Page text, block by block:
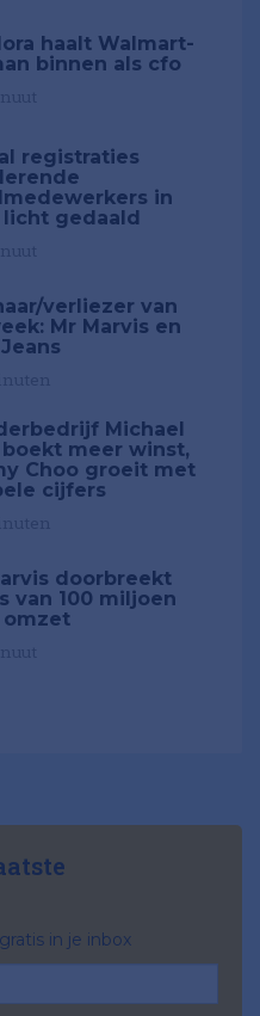
haalt Walmart-
binnen als cfo
registraties
in
licht gedaald
verliezer van
Mr Marvis en
Michael
boekt meer winst,
Choo groeit met
cijfers
doorbreekt
van 100 miljoen
omzet
in je inbox